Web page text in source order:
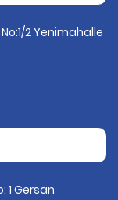
2 Yenimahalle
1 Gersan